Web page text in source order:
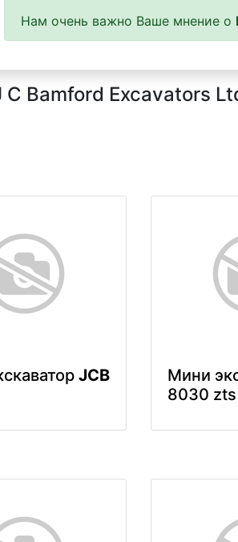
Нам очень важно Ваше мнение о
Bamford Excavators
JCB
Мини
8030 zts